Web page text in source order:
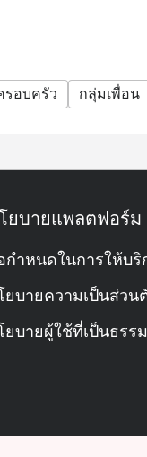
รอบครัว กลุ่มเพื่อน
ยบายแพลตฟอร์ม
กำหนดในการให้บริ
ยบายความเป็นส่วน
ยบายผู้ใช้ที่เป็นธรรม